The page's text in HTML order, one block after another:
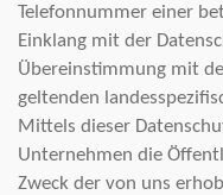
Telefonnummer einer
Einklang mit der
Übereinstimmung mit
geltenden
Mittels dieser
Unternehmen die
Zweck der von uns